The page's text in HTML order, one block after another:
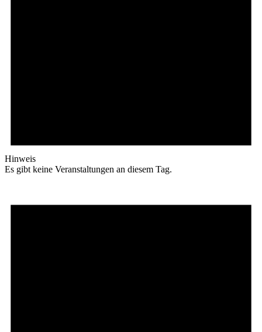
Hinweis
Es gibt keine Veranstaltungen an diesem Tag.